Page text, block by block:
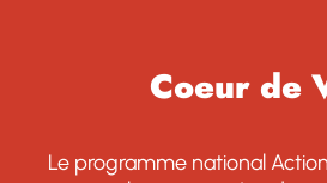
Coeur de
Le programme national